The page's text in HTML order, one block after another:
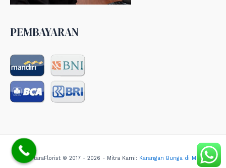
PEMBAYARAN
NusantaraFlorist © 2017 - 2026 - Mitra Kami: Karangan Bunga di Medan